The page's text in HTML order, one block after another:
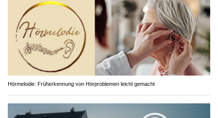
Hörmelodie: Früherkennung von Hörproblemen leicht gemacht